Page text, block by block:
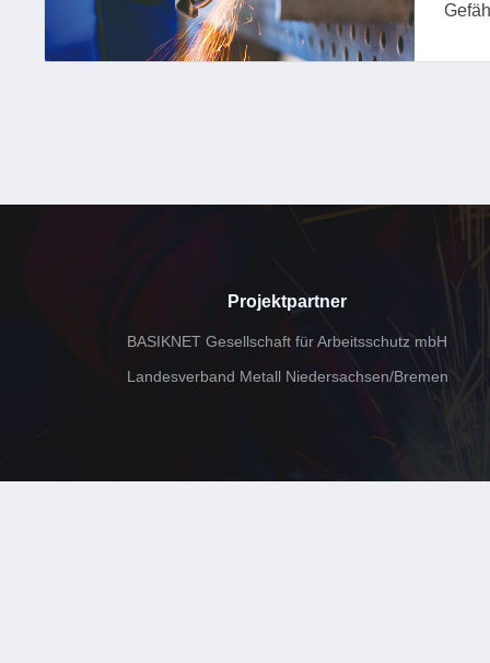
Projektpartner
BASIKNET Gesellschaft für Arbeitsschutz mbH
Landesverband Metall Niedersachsen/Bremen